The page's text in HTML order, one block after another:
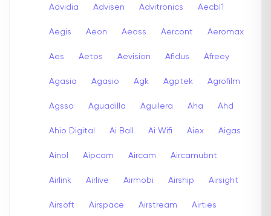
Advidia Advisen Advitronics Aecbl1
Aegis Aeon Aeoss Aercont Aeromax
Aes Aetos Aevision Afidus Afreey
Agasia Agasio Agk Agptek Agrofilm
Agsso Aguadilla Aguilera Aha Ahd
Ahio Digital Ai Ball Ai Wifi Aiex Aigas
Ainol Aipcam Aircam Aircamubnt
Airlink Airlive Airmobi Airship Airsight
Airsoft Airspace Airstream Airties